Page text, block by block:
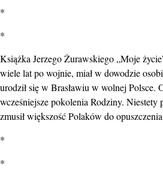
*
*
Książka Jerzego Żurawskiego „Moje
wiele lat po wojnie, miał w dowodzie
urodził się w Brasławiu w wolnej Polsce.
wcześniejsze pokolenia Rodziny.
zmusił większość Polaków do
*
*